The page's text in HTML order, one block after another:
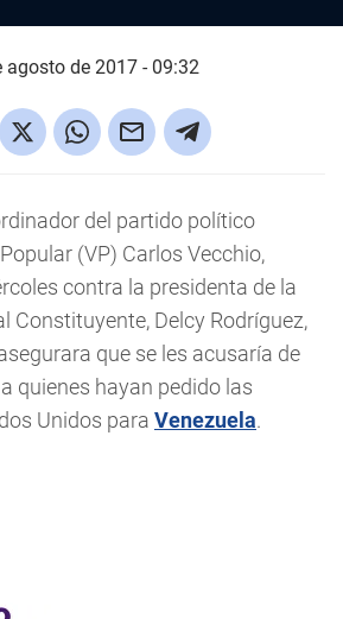
agosto de 2017 - 09:32
del partido político
(VP) Carlos Vecchio,
contra la presidenta de la
Constituyente, Delcy Rodríguez,
que se les acusaría de
quienes hayan pedido las
Unidos para Venezuela.